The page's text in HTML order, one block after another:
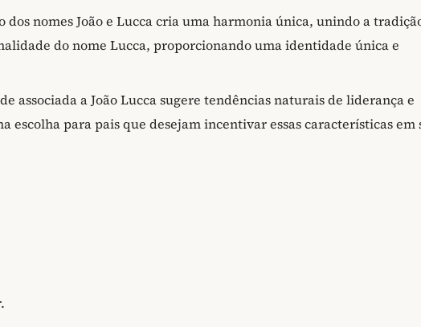
dos nomes João e Lucca cria uma harmonia única, unindo a
do nome Lucca, proporcionando uma identidade única e
associada a João Lucca sugere tendências naturais de liderança e
escolha para pais que desejam incentivar essas características em